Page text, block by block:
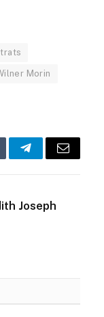
Morin
TelegramEmail
Joseph